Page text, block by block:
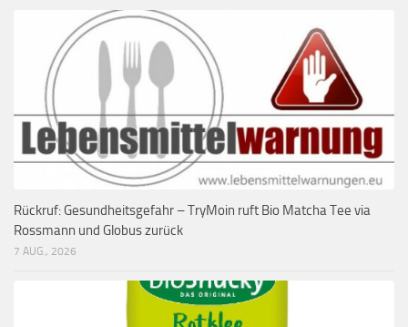
Rückruf: Gesundheitsgefahr – TryMoin ruft Bio Matcha Tee via
Rossmann und Globus zurück
7 AUG., 2026